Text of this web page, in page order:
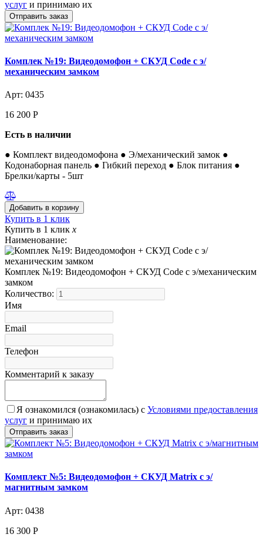
услуг и принимаю их
Комплек №19: Видеодомофон + СКУД Code с э/
механическим замком
Арт: 0435
16 200 Р
Есть в наличии
● Комплект видеодомофона ● Э/механический замок ●
Кодонаборная панель ● Гибкий переход ● Блок питания ●
Брелки/карты - 5шт
Купить в 1 клик
Купить в 1 клик x
Наименование:
Комплек №19: Видеодомофон + СКУД Code с э/механическим
замком
Количество:
Имя
Email
Телефон
Комментарий к заказу
Я ознакомился (ознакомилась) с Условиями предоставления
услуг и принимаю их
Комплект №5: Видеодомофон + СКУД Matrix с э/
магнитным замком
Арт: 0438
16 300 Р